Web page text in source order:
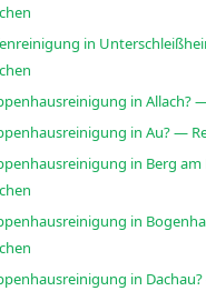
in
in Allach?
in Au? —
in Berg
in
in